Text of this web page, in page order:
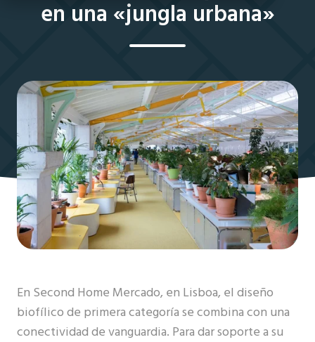
en una «jungla urbana»
En Second Home Mercado, en Lisboa, el diseño
biofílico de primera categoría se combina con una
conectividad de vanguardia. Para dar soporte a su